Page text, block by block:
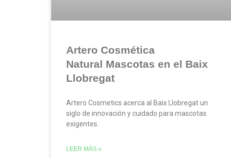
Artero Cosmética
Natural Mascotas en el Baix
Llobregat
Artero Cosmetics acerca al Baix Llobregat un
siglo de innovación y cuidado para mascotas
exigentes.
LEER MÁS »